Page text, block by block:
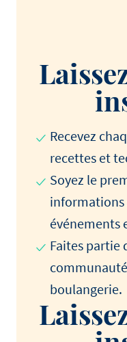
Recevez
recettes et
Soyez le
informations
événements
Faites partie
boulangerie.